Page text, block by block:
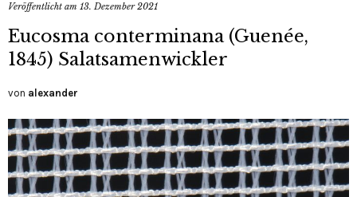
Veröffentlicht am 13. Dezember 2021
Eucosma conterminana (Guenée,
1845) Salatsamenwickler
von alexander